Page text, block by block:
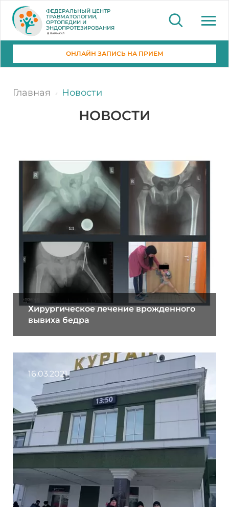
ФЕДЕРАЛЬНЫЙ ЦЕНТР
ТРАВМАТОЛОГИИ,
ОРТОПЕДИИ И
ЭНДОПРОТЕЗИРОВАНИЯ
БАРНАУЛ
ОНЛАЙН ЗАПИСЬ НА ПРИЕМ
Главная Новости
НОВОСТИ
Хирургическое лечение врожденного
вывиха бедра
16.03.2021